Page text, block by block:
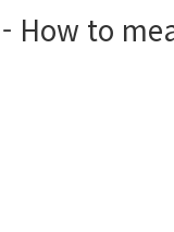
How to